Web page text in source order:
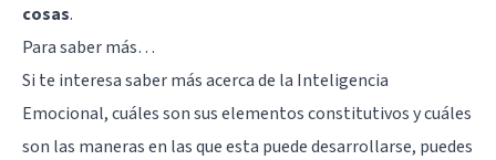
cosas.
Para saber más…
Si te interesa saber más acerca de la Inteligencia
Emocional, cuáles son sus elementos constitutivos y cuáles
son las maneras en las que esta puede desarrollarse, puedes